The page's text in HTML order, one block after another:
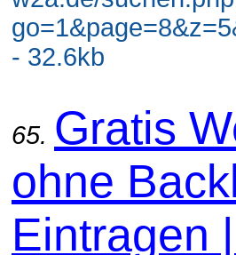
- 32.6kb
65. Gratis
ohne
Eintragen